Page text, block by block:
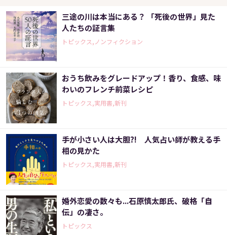
三途の川は本当にある？ 「死後の世界」見た
人たちの証言集
トピックス,ノンフィクション
おうち飲みをグレードアップ！香り、食感、味
わいのフレンチ前菜レシピ
トピックス,実用書,新刊
手が小さい人は大胆?! 人気占い師が教える手
相の見かた
トピックス,実用書,新刊
婚外恋愛の数々も...石原慎太郎氏、破格「自
伝」の凄さ。
トピックス